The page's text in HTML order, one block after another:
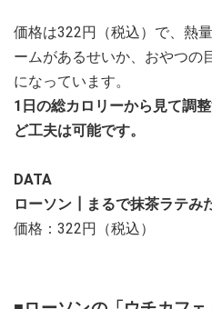
価格は322円（税込）で、熱
ームがあるせいか、おやつの
になっています。
1日の総カロリーから見て調
ど工夫は可能です。
DATA
ローソン┃まるで抹茶ラテみ
価格：322円（税込）